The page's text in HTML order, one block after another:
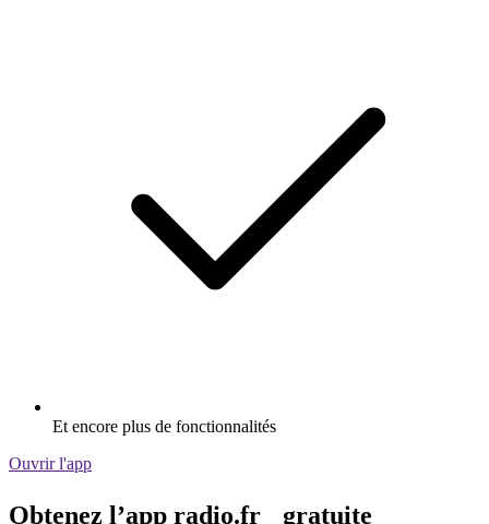
Et encore plus de fonctionnalités
Ouvrir l'app
Obtenez l’app radio.fr gratuite